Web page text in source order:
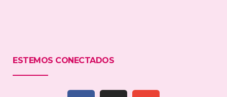
ESTEMOS CONECTADOS